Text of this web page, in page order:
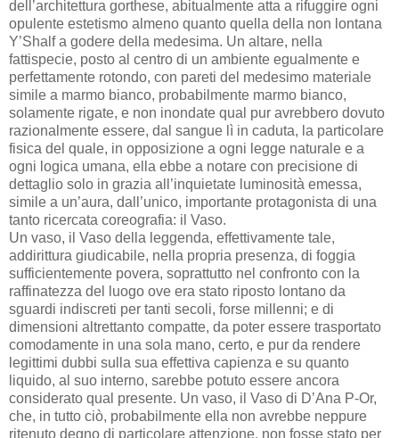
dell’architettura gorthese, abitualmente atta a rifuggire ogni
opulente estetismo almeno quanto quella della non lontana
Y’Shalf a godere della medesima. Un altare, nella
fattispecie, posto al centro di un ambiente egualmente e
perfettamente rotondo, con pareti del medesimo materiale
simile a marmo bianco, probabilmente marmo bianco,
solamente rigate, e non inondate qual pur avrebbero dovuto
razionalmente essere, dal sangue lì in caduta, la particolare
fisica del quale, in opposizione a ogni legge naturale e a
ogni logica umana, ella ebbe a notare con precisione di
dettaglio solo in grazia all’inquietate luminosità emessa,
simile a un’aura, dall’unico, importante protagonista di una
tanto ricercata coreografia: il Vaso.
Un vaso, il Vaso della leggenda, effettivamente tale,
addirittura giudicabile, nella propria presenza, di foggia
sufficientemente povera, soprattutto nel confronto con la
raffinatezza del luogo ove era stato riposto lontano da
sguardi indiscreti per tanti secoli, forse millenni; e di
dimensioni altrettanto compatte, da poter essere trasportato
comodamente in una sola mano, certo, e pur da rendere
legittimi dubbi sulla sua effettiva capienza e su quanto
liquido, al suo interno, sarebbe potuto essere ancora
considerato qual presente. Un vaso, il Vaso di D’Ana P-Or,
che, in tutto ciò, probabilmente ella non avrebbe neppure
ritenuto degno di particolare attenzione, non fosse stato per